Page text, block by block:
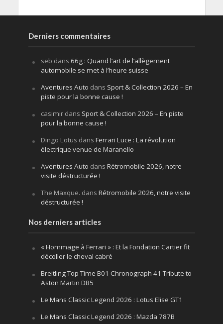
Derniers commentaires
seb dans 66g : Quand l’art de l’allègement
automobile se met à l’heure suisse
Aventures Auto dans Sport & Collection 2026 – En
piste pour la bonne cause !
casimirdans Sport & Collection 2026 – En piste
pour la bonne cause !
Dingo Lotus dans Ferrari Luce : La révolution
électrique venue de Maranello
Aventures Auto dans Rétromobile 2026, notre
visite déstructurée !
The Maxque. dans Rétromobile 2026, notre visite
déstructurée !
Nos derniers articles
« Hommage à Ferrari » : Et la Fondation Cartier fit
décoller le cheval cabré
Breitling Top Time B01 Chronograph 41 Tribute to
Aston Martin DB5
Le Mans Classic Legend 2026 : Lotus Elise GT1
Le Mans Classic Legend 2026 : Mazda 787B